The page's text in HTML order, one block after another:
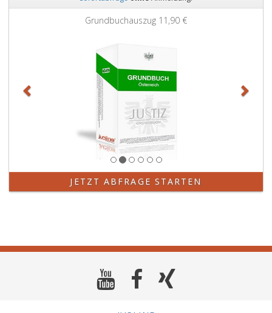
Grundbuchauszug 11,90 €
JETZT ABFRAGE STARTEN